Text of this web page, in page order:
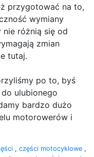
przygotować na to,
wymiany
różnią się od
zmian
tutaj.
po to, byś
ulubionego
bardzo dużo
motorowerów i
, części motocyklowe ,